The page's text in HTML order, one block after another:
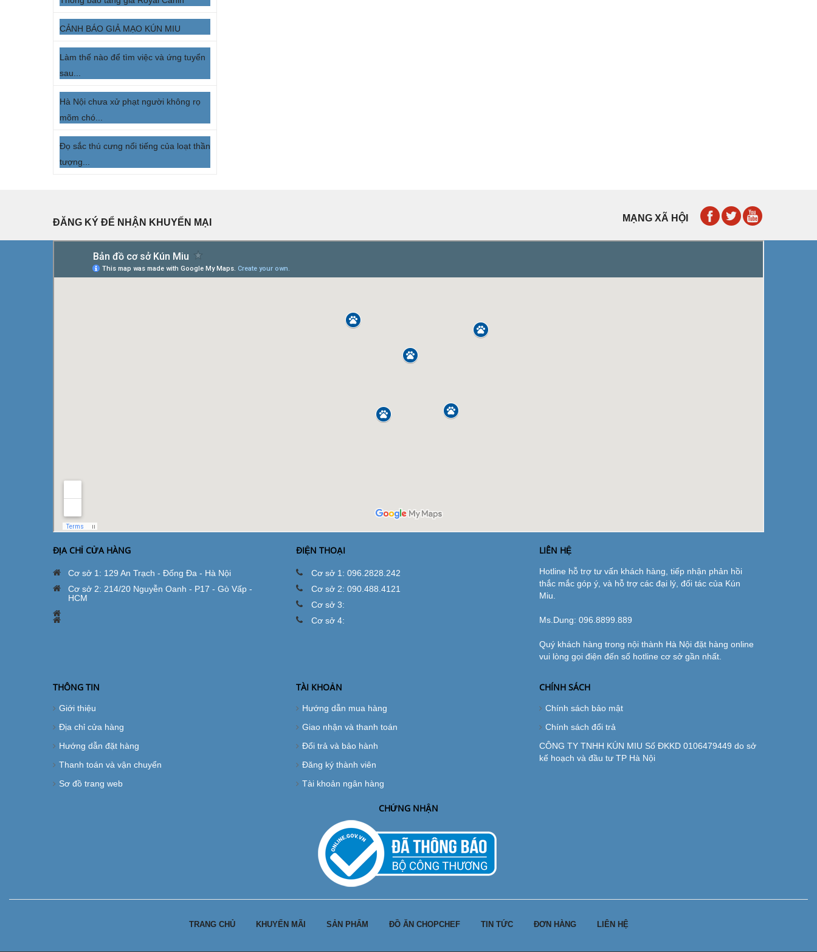
CẢNH BÁO GIẢ MẠO KÚN MIU
Làm thế nào để tìm việc và ứng tuyển
sau...
Hà Nội chưa xử phạt người không rọ
mõm chó...
Đọ sắc thú cưng nổi tiếng của loạt thần
tượng...
ĐĂNG KÝ ĐỂ NHẬN KHUYẾN MẠI MẠNG XÃ HỘI
ĐỊA CHỈ CỬA HÀNG
Cơ sở 1: 129 An Trạch - Đống Đa - Hà Nội
Cơ sở 2: 214/20 Nguyễn Oanh - P17 - Gò Vấp -
HCM
ĐIỆN THOẠI
Cơ sở 1: 096.2828.242
Cơ sở 2: 090.488.4121
Cơ sở 3:
Cơ sở 4:
LIÊN HỆ
Hotline hỗ trợ tư vấn khách hàng, tiếp nhận phản hồi
thắc mắc góp ý, và hỗ trợ các đại lý, đối tác của Kún
Miu.
Ms.Dung: 096.8899.889
Quý khách hàng trong nội thành Hà Nội đặt hàng online
vui lòng gọi điện đến số hotline cơ sở gần nhất.
THÔNG TIN
Giới thiệu
Địa chỉ cửa hàng
Hướng dẫn đặt hàng
Thanh toán và vận chuyển
Sơ đồ trang web
TÀI KHOẢN
Hướng dẫn mua hàng
Giao nhận và thanh toán
Đổi trả và bảo hành
Đăng ký thành viên
Tài khoản ngân hàng
CHÍNH SÁCH
Chính sách bảo mật
Chính sách đổi trả
CÔNG TY TNHH KÚN MIU Số ĐKKD 0106479449 do sở
kế hoạch và đầu tư TP Hà Nội
CHỨNG NHẬN
TRANG CHỦ KHUYẾN MÃI SẢN PHẨM ĐỒ ĂN CHOPCHEF TIN TỨC ĐƠN HÀNG LIÊN HỆ